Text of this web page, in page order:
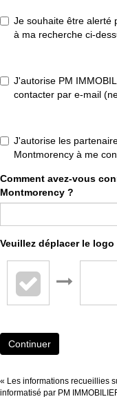
Je souhaite être alerté
à ma recherche ci-
J'autorise PM
contacter par e-mail
J'autorise les
Montmorency à me
Comment avez-vous
Montmorency ?
Veuillez déplacer le
Continuer
« Les informations recueillies
informatisé par PM